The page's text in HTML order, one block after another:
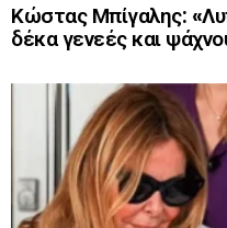
Κώστας Μπίγαλης:
δέκα γενεές και